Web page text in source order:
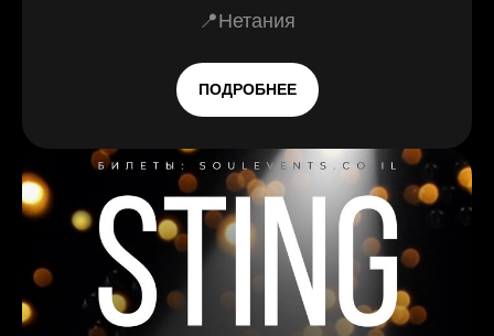
📍Нетания
ПОДРОБНЕЕ